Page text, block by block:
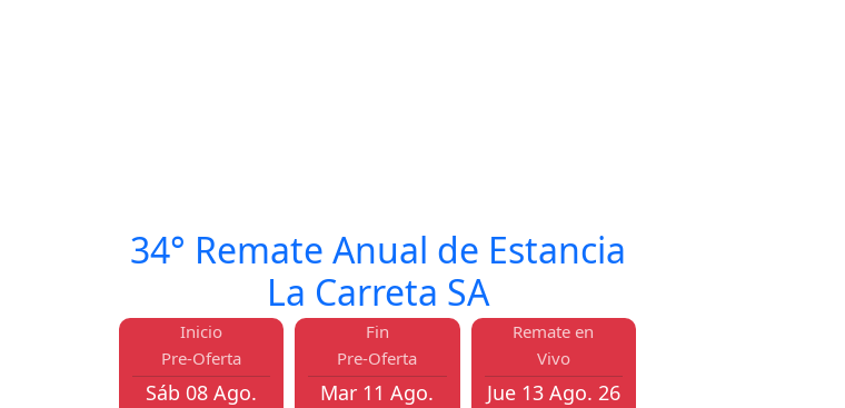
34° Remate Anual de Estancia
La Carreta SA
Inicio
Pre-Oferta
Sáb 08 Ago.
Fin
Pre-Oferta
Mar 11 Ago.
Remate en
Vivo
Jue 13 Ago. 26